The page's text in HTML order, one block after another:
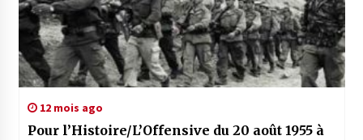
12 mois ago
Pour l’Histoire/L’Offensive du 20 août 1955 à